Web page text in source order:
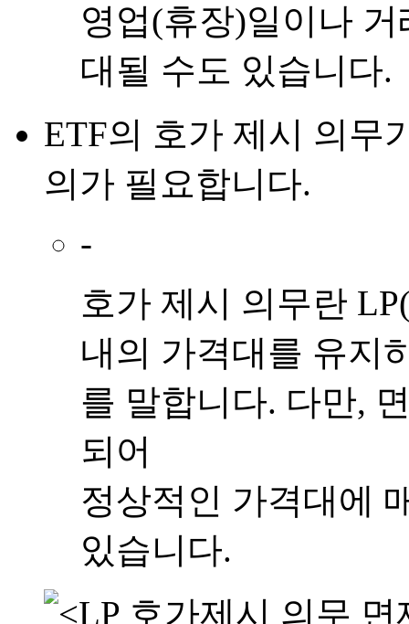
영업(휴장)일이나
대될 수도 있습니다.
ETF의 호가 제시 의무
의가 필요 합니다.
-
호가 제시 의무란
내의 가격대를 유지
를 말합니다. 다만,
되어
정상적인 가격대에
있습니다.